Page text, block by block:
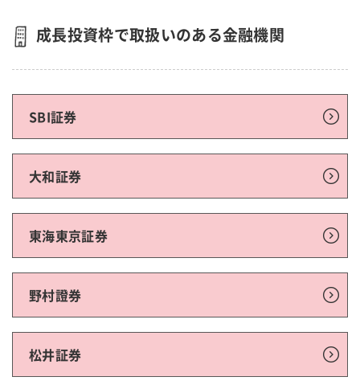
成長投資枠で取扱いのある金融機関
SBI証券
大和証券
東海東京証券
野村證券
松井証券